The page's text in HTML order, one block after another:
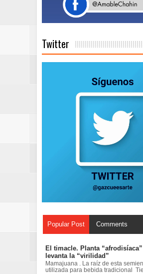
Twitter
Popular Post Comments
El timacle. Planta
levanta la “virilidad”
Mamajuana . La raíz de esta
utilizada para bebida tradicional